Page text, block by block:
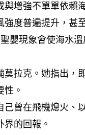
增強不單單依賴
度普遍提升，甚
嬰現象會使海水
拉克。她指出，
。
曾在飛機熄火、
的回報。